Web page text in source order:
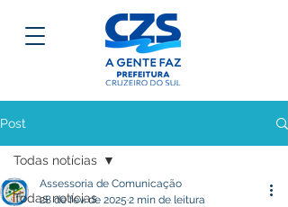
Post
Todas notícias
Todas notícias
Assessoria de Comunicação
28 de fev. de 2025 2 min de leitura